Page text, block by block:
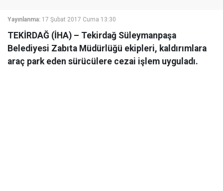
Yayınlanma: 17 Şubat 2017 Cuma 13:30
TEKİRDAĞ (İHA) – Tekirdağ Süleymanpaşa
Belediyesi Zabıta Müdürlüğü ekipleri, kaldırımlara
araç park eden sürücülere cezai işlem uyguladı.